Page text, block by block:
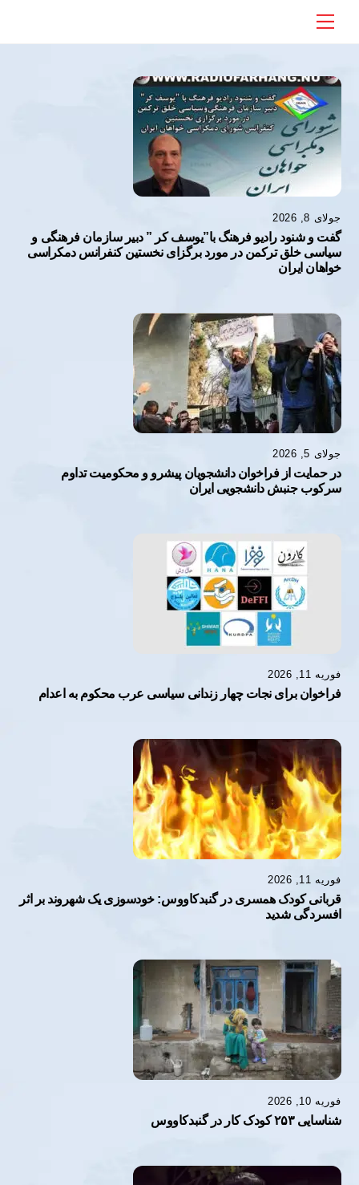
Skip
Menu
جولای 8, 2026
گفت و شنود رادیو فرهنگ با”یوسف کر ” دبیر سازمان فرهنگى و
سیاسى خلق ترکمن در مورد برگزاى نخستین کنفرانس دمکراسى
خواهان ایران
جولای 5, 2026
در حمایت از فراخوان دانشجویان پیشرو و محکومیت تداوم
سرکوب جنبش دانشجویی ایران
فوریه 11, 2026
فراخوان برای نجات چهار زندانی سیاسی عرب محکوم به اعدام
فوریه 11, 2026
قربانی کودک همسری در گنبدکاووس: خودسوزی یک شهروند بر اثر
افسردگی شدید
فوریه 10, 2026
شناسایی ۲۵۳ کودک کار در گنبدکاووس